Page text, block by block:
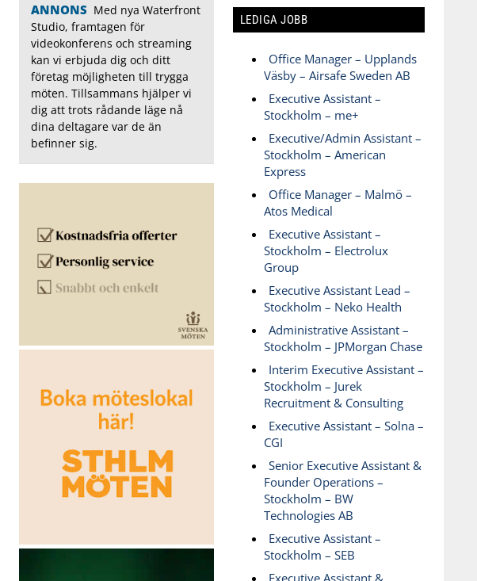
ANNONS Med nya Waterfront
Studio, framtagen för
videokonferens och streaming
kan vi erbjuda dig och ditt
företag möjligheten till trygga
möten. Tillsammans hjälper vi
dig att trots rådande läge nå
dina deltagare var de än
befinner sig.
LEDIGA JOBB
Office Manager – Upplands
Väsby – Airsafe Sweden AB
Executive Assistant –
Stockholm – me+
Executive/Admin Assistant –
Stockholm – American
Express
Office Manager – Malmö –
Atos Medical
Executive Assistant –
Stockholm – Electrolux
Group
Executive Assistant Lead –
Stockholm – Neko Health
Administrative Assistant –
Stockholm – JPMorgan Chase
Interim Executive Assistant –
Stockholm – Jurek
Recruitment & Consulting
Executive Assistant – Solna –
CGI
Senior Executive Assistant &
Founder Operations –
Stockholm – BW
Technologies AB
Executive Assistant –
Stockholm – SEB